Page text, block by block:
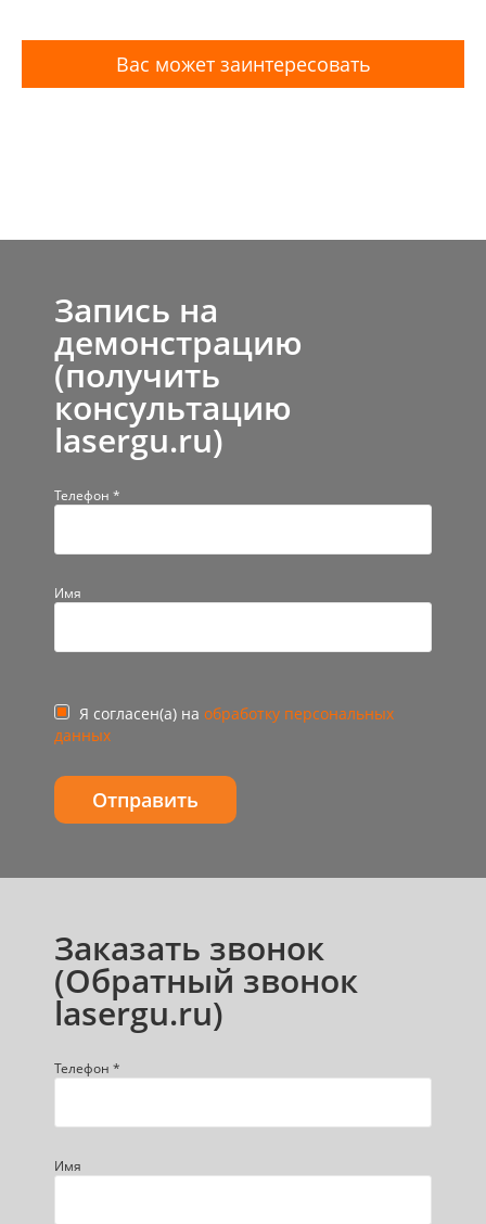
Вас может заинтересовать
Запись на
демонстрацию
(получить
консультацию
lasergu.ru)
Телефон *
Имя
Я согласен(а) на обработку персональных
данных
Заказать звонок
(Обратный звонок
lasergu.ru)
Телефон *
Имя